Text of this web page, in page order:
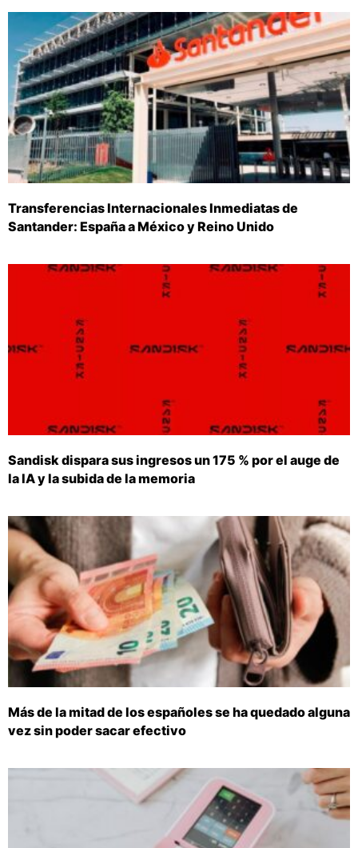
Transferencias Internacionales Inmediatas de
Santander: España a México y Reino Unido
Sandisk dispara sus ingresos un 175 % por el auge de
la IA y la subida de la memoria
Más de la mitad de los españoles se ha quedado alguna
vez sin poder sacar efectivo